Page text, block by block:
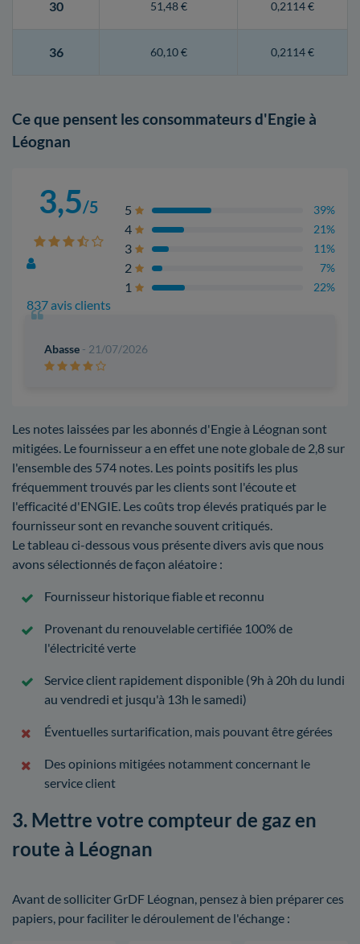
30 51,48 € 0,2114 €
36 60,10 € 0,2114 €
Ce que pensent les consommateurs d'Engie à
Léognan
3,5/5
837 avis clients
5 39%
4 21%
3 11%
2 7%
1 22%
Abasse - 21/07/2026
Les notes laissées par les abonnés d'Engie à Léognan sont
mitigées. Le fournisseur a en effet une note globale de 2,8 sur
l'ensemble des 574 notes. Les points positifs les plus
fréquemment trouvés par les clients sont l'écoute et
l'efficacité d'ENGIE. Les coûts trop élevés pratiqués par le
fournisseur sont en revanche souvent critiqués.
Le tableau ci-dessous vous présente divers avis que nous
avons sélectionnés de façon aléatoire :
Fournisseur historique fiable et reconnu
Provenant du renouvelable certifiée 100% de
l'électricité verte
Service client rapidement disponible (9h à 20h du lundi
au vendredi et jusqu'à 13h le samedi)
Éventuelles surtarification, mais pouvant être gérées
Des opinions mitigées notamment concernant le
service client
3. Mettre votre compteur de gaz en
route à Léognan
Avant de solliciter GrDF Léognan, pensez à bien préparer ces
papiers, pour faciliter le déroulement de l'échange :